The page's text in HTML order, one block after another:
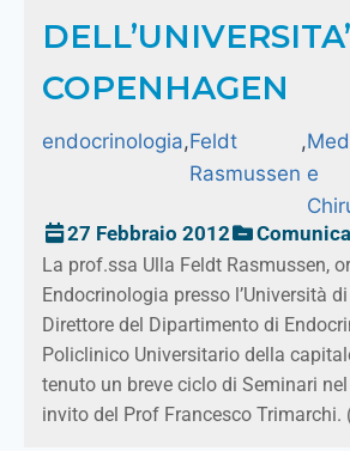
COPENHAGEN
endocrinologia,Feldt
Rasmussen
,
e
27 Febbraio 2012
La prof.ssa Ulla Feldt Rasmussen,
Endocrinologia presso l’Università
Direttore del Dipartimento di
Policlinico Universitario della
tenuto un breve ciclo di Seminari
invito del Prof Francesco Trimarchi.